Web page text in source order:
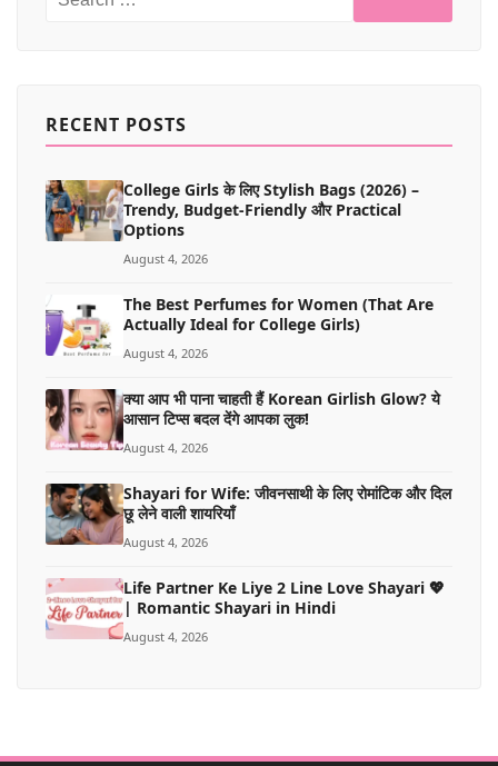
RECENT POSTS
College Girls के लिए Stylish Bags (2026) –
Trendy, Budget-Friendly और Practical
Options
August 4, 2026
The Best Perfumes for Women (That Are
Actually Ideal for College Girls)
August 4, 2026
क्या आप भी पाना चाहती हैं Korean Girlish Glow? ये
आसान टिप्स बदल देंगे आपका लुक!
August 4, 2026
Shayari for Wife: जीवनसाथी के लिए रोमांटिक और दिल
छू लेने वाली शायरियाँ
August 4, 2026
Life Partner Ke Liye 2 Line Love Shayari 💖
| Romantic Shayari in Hindi
August 4, 2026